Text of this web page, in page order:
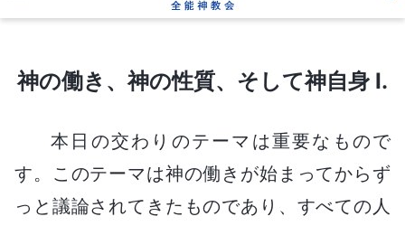
神の働き、神の性質、そして神自身 I.
本日の交わりのテーマは重要なもので
す。このテーマは神の働きが始まってからず
っと議論されてきたものであり、すべての人